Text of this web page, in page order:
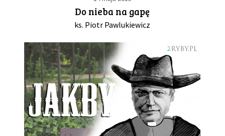
Do nieba na gapę
ks. Piotr Pawlukiewicz